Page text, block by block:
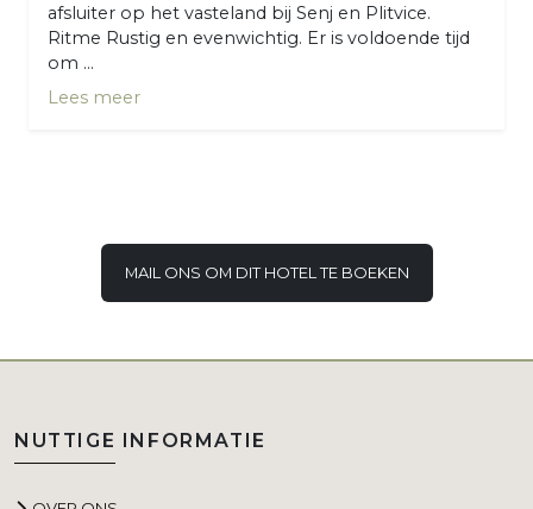
afsluiter op het vasteland bij Senj en Plitvice.
Ritme Rustig en evenwichtig. Er is voldoende tijd
om ...
Lees meer
MAIL ONS OM DIT HOTEL TE BOEKEN
NUTTIGE INFORMATIE